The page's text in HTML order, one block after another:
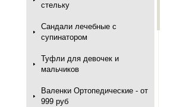
стельку
Сандали лечебные с
супинатором
Туфли для девочек и
мальчиков
Валенки Ортопедические - от
999 руб